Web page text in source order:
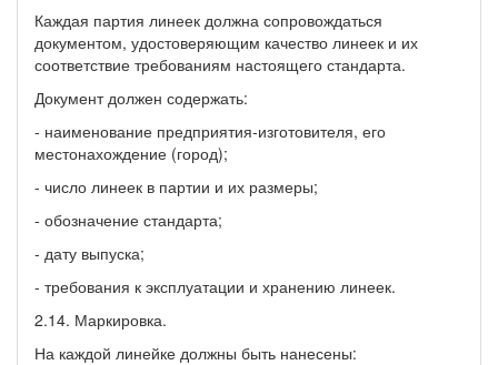
Каждая партия линеек должна сопровождаться
документом, удостоверяющим качество линеек и их
соответствие требованиям настоящего стандарта.
Документ должен содержать:
- наименование предприятия-изготовителя, его
местонахождение (город);
- число линеек в партии и их размеры;
- обозначение стандарта;
- дату выпуска;
- требования к эксплуатации и хранению линеек.
2.14. Маркировка.
На каждой линейке должны быть нанесены: